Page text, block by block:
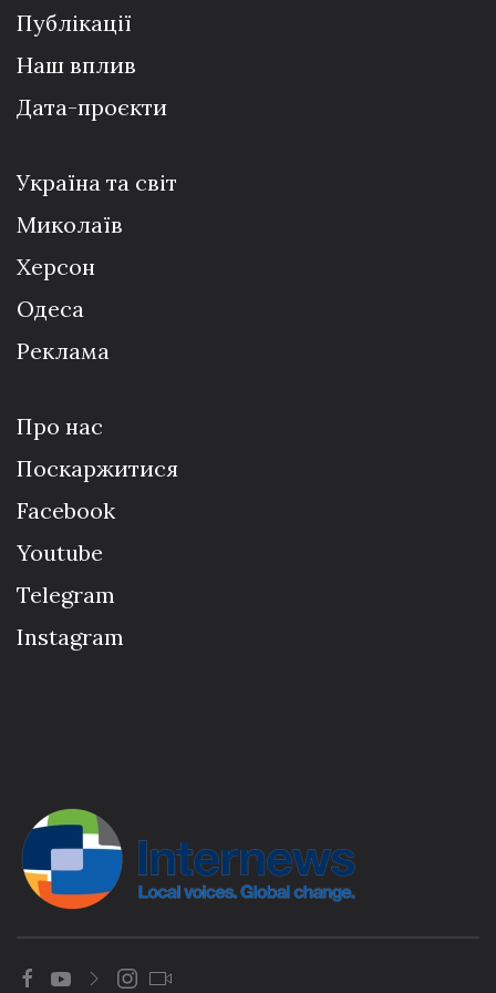
Публікації
Наш вплив
Дата-проєкти
Україна та світ
Миколаїв
Херсон
Одеса
Реклама
Про нас
Поскаржитися
Facebook
Youtube
Telegram
Instagram